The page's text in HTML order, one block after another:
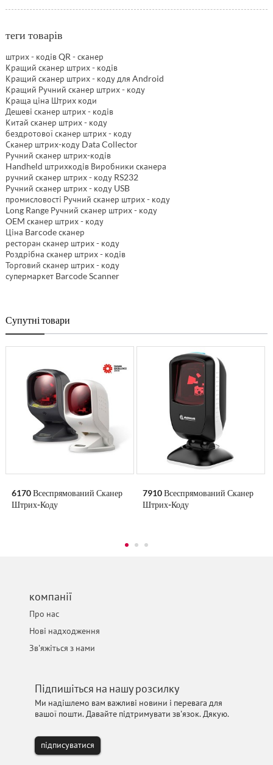
теги товарів
штрих - кодів QR - сканер
Кращий сканер штрих - кодів
Кращий сканер штрих - коду для Android
Кращий Ручний сканер штрих - коду
Краща ціна Штрих коди
Дешеві сканер штрих - кодів
Китай сканер штрих - коду
бездротової сканер штрих - коду
Сканер штрих-коду Data Collector
Ручний сканер штрих-кодів
Handheld штрихкодів Виробники сканера
ручний сканер штрих - коду RS232
Ручний сканер штрих - коду USB
промисловості Ручний сканер штрих - коду
Long Range Ручний сканер штрих - коду
OEM сканер штрих - коду
Ціна Barcode сканер
ресторан сканер штрих - коду
Роздрібна сканер штрих - кодів
Торговий сканер штрих - коду
супермаркет Barcode Scanner
Супутні товари
6170 Всеспрямований Сканер
Штрих-Коду
7910 Всеспрямований Сканер
Штрих-Коду
компанії
Про нас
Нові надходження
Зв'яжіться з нами
Підпишіться на нашу розсилку
Ми надішлемо вам важливі новини і перевага для
вашої пошти. Давайте підтримувати зв'язок. Дякую.
підписуватися